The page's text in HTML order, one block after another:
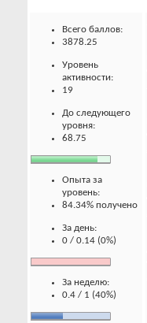
Всего баллов:
3878.25
Уровень
активности:
19
До следующего
уровня:
68.75
Опыта за
уровень:
84.34% получено
За день:
0 / 0.14 (0%)
За неделю:
0.4 / 1 (40%)